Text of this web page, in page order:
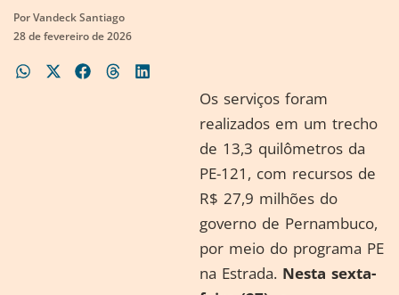
PorVandeck Santiago
28 de fevereiro de 2026
Os serviços foram
realizados em um trecho
de 13,3 quilômetros da
PE-121, com recursos de
R$ 27,9 milhões do
governo de Pernambuco,
por meio do programa PE
na Estrada. Nesta sexta-